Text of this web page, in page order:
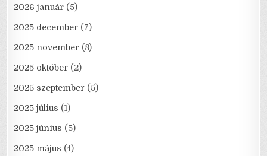
2026 január (5)
2025 december (7)
2025 november (8)
2025 október (2)
2025 szeptember (5)
2025 július (1)
2025 június (5)
2025 május (4)